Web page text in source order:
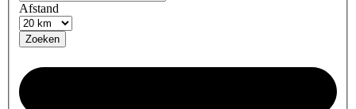
Afstand
Zoeken